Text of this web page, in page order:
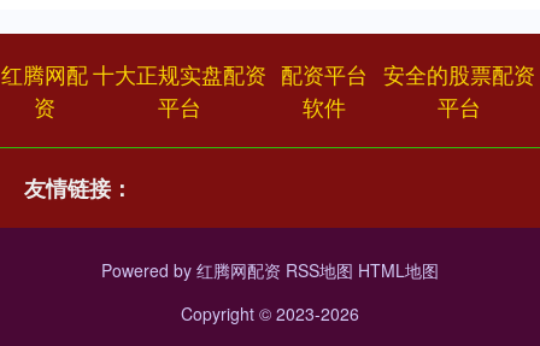
红腾网配
资
十大正规实盘配资
平台
配资平台
软件
安全的股票配资
平台
友情链接：
Powered by 红腾网配资 RSS地图 HTML地图
Copyright © 2023-2026